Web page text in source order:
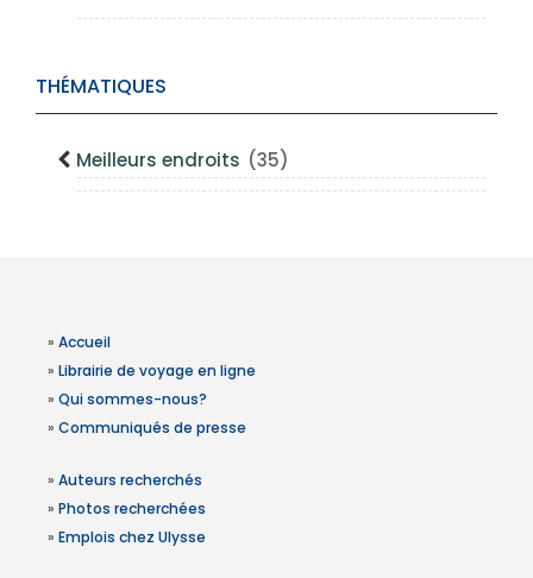
THÉMATIQUES
Meilleurs endroits (35)
» Accueil
» Librairie de voyage en ligne
» Qui sommes-nous?
» Communiqués de presse
» Auteurs recherchés
» Photos recherchées
» Emplois chez Ulysse